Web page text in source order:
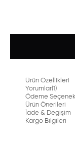
Ürün Özellikleri
Yorumlar(1)
Ödeme
Ürün Önerileri
İade & Degişim
Kargo Bilgileri